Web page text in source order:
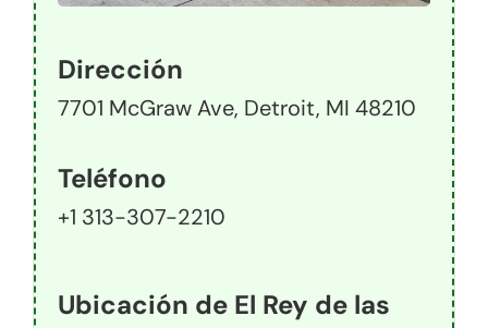
Dirección
7701 McGraw Ave, Detroit, MI 48210
Teléfono
+1 313-307-2210
Ubicación de El Rey de las